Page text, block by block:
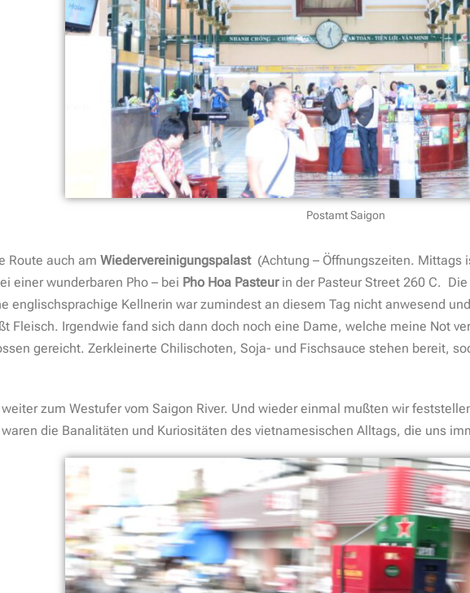
Postamt Saigon
Route auch am Wiedervereinigungspalast(Achtung – Öffnungszeiten. Mittags
einer wunderbaren Pho – bei Pho Hoa Pasteurin der Pasteur Street 260 C.
englischsprachige Kellnerin war zumindest an diesem Tag nicht anwesend
Fleisch. Irgendwie fand sich dann doch noch eine Dame, welche meine Not
gereicht. Zerkleinerte Chilischoten, Soja- und Fischsauce stehen bereit,
zum Westufer vom Saigon River. Und wieder einmal mußten wir
die Banalitäten und Kuriositäten des vietnamesischen Alltags, die uns